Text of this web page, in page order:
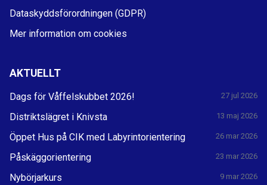
Dataskyddsförordningen (GDPR)
Mer information om cookies
AKTUELLT
Dags för Våffelskubbet 2026! 27 jul 2026
Distriktslägret i Knivsta 13 maj 2026
Öppet Hus på CIK med Labyrintorientering 26 mar 2026
Påskäggorientering 23 mar 2026
Nybörjarkurs 9 mar 2026